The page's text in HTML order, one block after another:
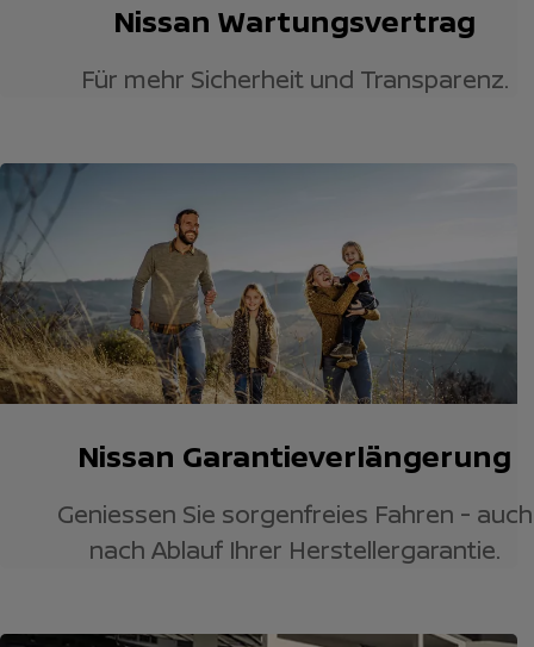
Nissan Wartungsvertrag
Für mehr Sicherheit und Transparenz.
Nissan Garantieverlängerung
Geniessen Sie sorgenfreies Fahren - auch
nach Ablauf Ihrer Herstellergarantie.